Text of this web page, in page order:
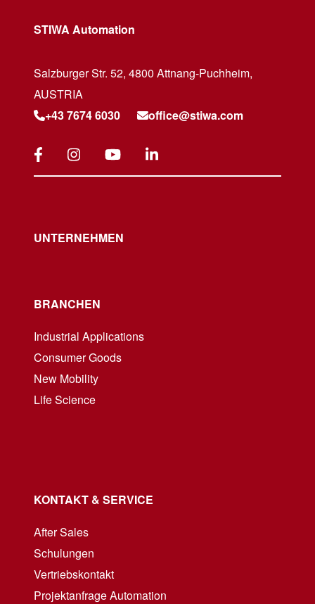
STIWA Automation
Salzburger Str. 52, 4800 Attnang-Puchheim,
AUSTRIA
+43 7674 6030
office@stiwa.com
UNTERNEHMEN
BRANCHEN
Industrial Applications
Consumer Goods
New Mobility
Life Science
KONTAKT & SERVICE
After Sales
Schulungen
Vertriebskontakt
Projektanfrage Automation